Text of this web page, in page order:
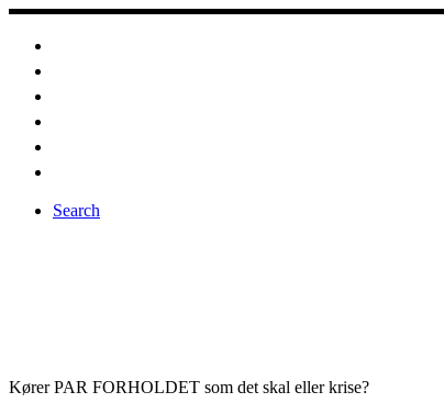
Fortsæt
Search
Kører PAR FORHOLDET som det skal eller krise?